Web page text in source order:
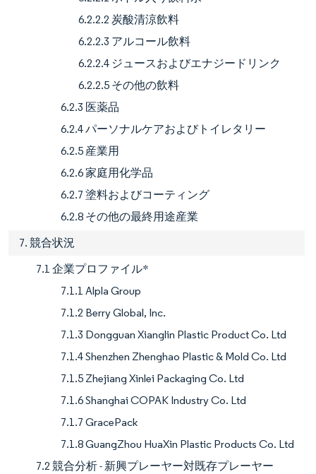
6.2.2.2 炭酸清涼飲料
6.2.2.3 アルコール飲料
6.2.2.4 ジュースおよびエナジードリンク
6.2.2.5 その他の飲料
6.2.3 医薬品
6.2.4 パーソナルケアおよびトイレタリー
6.2.5 産業用
6.2.6 家庭用化学品
6.2.7 塗料およびコーティング
6.2.8 その他の最終用途産業
7. 競合状況
7.1 企業プロファイル*
7.1.1 Alpla Group
7.1.2 Berry Global, Inc.
7.1.3 Dongguan Xianglin Plastic Product Co. Ltd
7.1.4 Shenzhen Zhenghao Plastic & Mold Co. Ltd
7.1.5 Zhejiang Xinlei Packaging Co. Ltd
7.1.6 Shanghai COPAK Industry Co. Ltd
7.1.7 GracePack
7.1.8 GuangZhou HuaXin Plastic Products Co. Ltd
7.2 競合分析 - 新興プレーヤー対既存プレーヤー